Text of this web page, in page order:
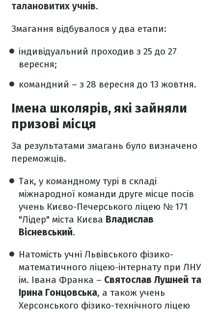
талановитих учнів.
Змагання відбувалося у два етапи:
індивідуальний проходив з 25 до 27
вересня;
командний – з 28 вересня до 13 жовтня.
Імена школярів, які зайняли
призові місця
За результатами змагань було визначено
переможців.
Так, у командному турі в складі
міжнародної команди друге місце посів
учень Києво-Печерського ліцею № 171
"Лідер" міста Києва Владислав
Вісневський.
Натомість учні Львівського фізико-
математичного ліцею-інтернату при ЛНУ
ім. Івана Франка – Святослав Лушней та
Ірина Гонцовська, а також учень
Херсонського фізико-технічного ліцею